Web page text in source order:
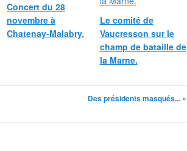
Concert du 28
novembre à
Chatenay-Malabry.
Le comité de
Vaucresson sur le
champ de bataille de
la Marne.
Des présidents masqués... »